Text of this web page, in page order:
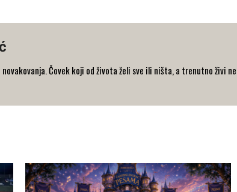
novakovanja. Čovek koji od života želi sve ili ništa, a trenutno živi